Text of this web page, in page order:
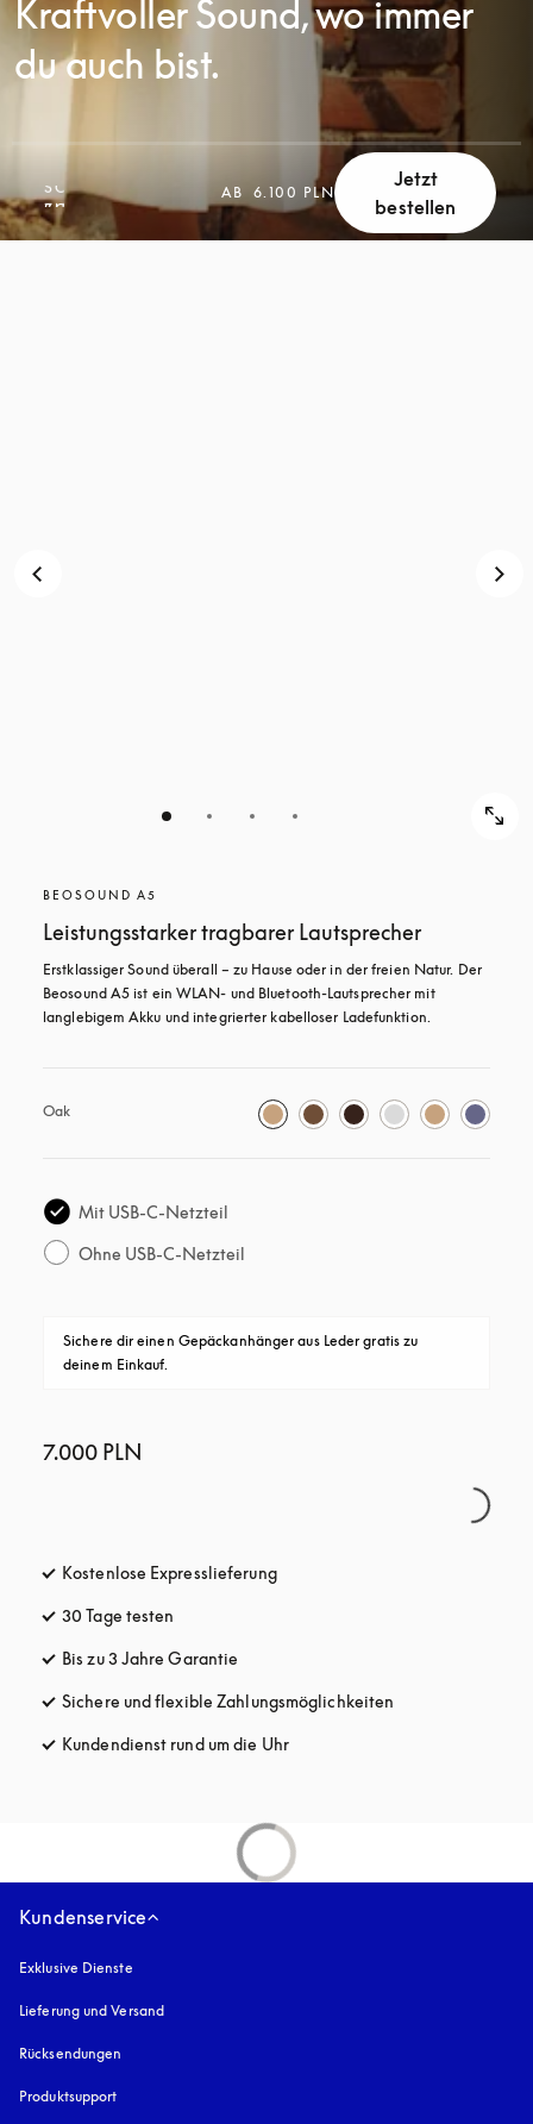
Kraftvoller Sound, wo immer
du auch bist.
SCROLL
ZUM
SCROLL
ZUM
ENTDECKEN
AB 6.100 PLN
Jetzt
bestellen
BEOSOUND A5
Leistungsstarker tragbarer Lautsprecher
Erstklassiger Sound überall – zu Hause oder in der freien Natur. Der
Beosound A5 ist ein WLAN- und Bluetooth-Lautsprecher mit
langlebigem Akku und integrierter kabelloser Ladefunktion.
Oak
Mit USB-C-Netzteil
Ohne USB-C-Netzteil
Sichere dir einen Gepäckanhänger aus Leder gratis zu
deinem Einkauf.
7.000 PLN
Kostenlose Expresslieferungöffnet sich in einem neuen Tab
30 Tage testen
Bis zu 3 Jahre Garantie
Sichere und flexible Zahlungsmöglichkeiten
Kundendienst rund um die Uhröffnet sich in einem neuen Tab
Kundenservice
Exklusive Dienste
Lieferung und Versand
Rücksendungen
Produktsupport